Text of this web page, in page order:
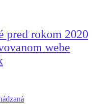
pred rokom 2020
webe